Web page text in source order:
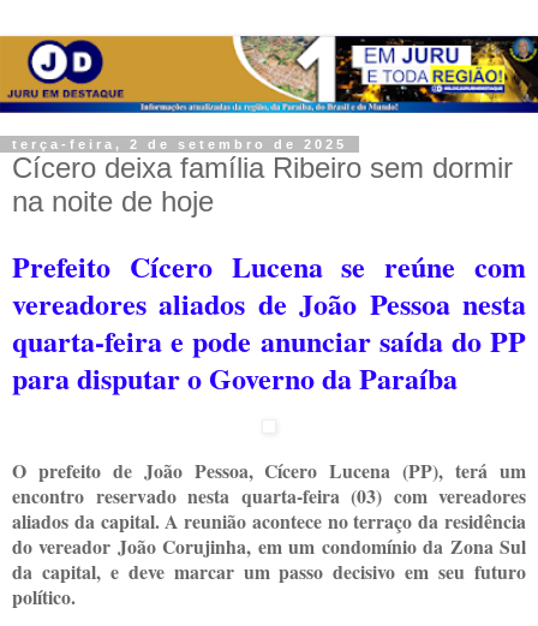
terça-feira, 2 de setembro de 2025
Cícero deixa família Ribeiro sem dormir
na noite de hoje
Prefeito Cícero Lucena se reúne com
vereadores aliados de João Pessoa nesta
quarta-feira e pode anunciar saída do PP
para disputar o Governo da Paraíba
O prefeito de João Pessoa, Cícero Lucena (PP), terá um
encontro reservado nesta quarta-feira (03) com vereadores
aliados da capital. A reunião acontece no terraço da residência
do vereador João Corujinha, em um condomínio da Zona Sul
da capital, e deve marcar um passo decisivo em seu futuro
político.